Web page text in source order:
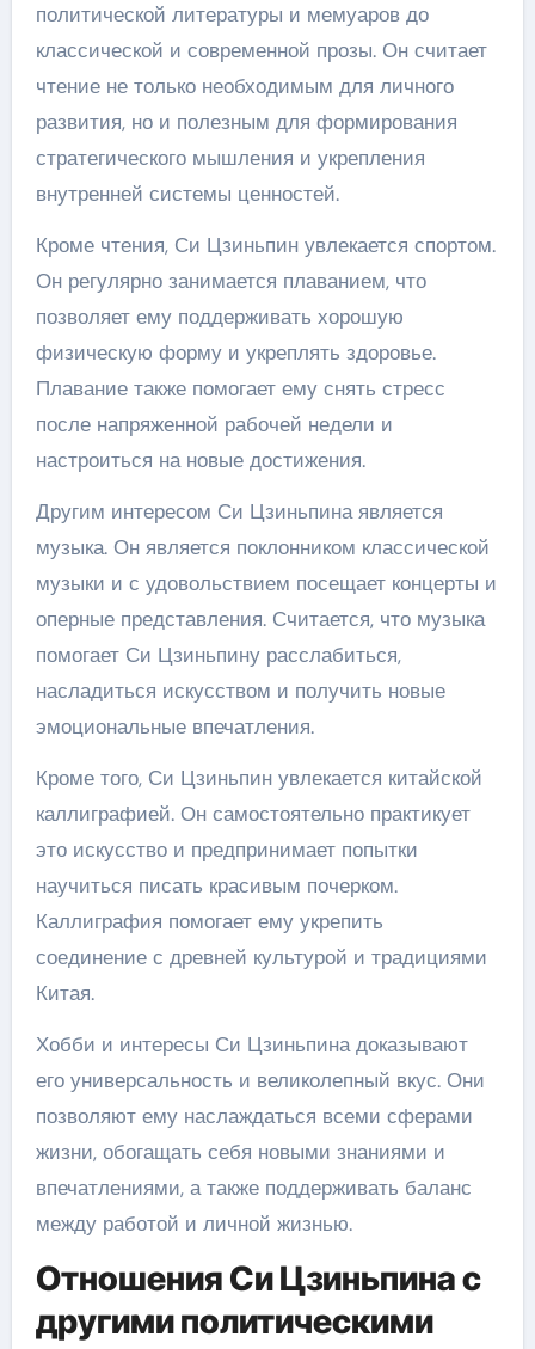
политической литературы и мемуаров до
классической и современной прозы. Он считает
чтение не только необходимым для личного
развития, но и полезным для формирования
стратегического мышления и укрепления
внутренней системы ценностей.
Кроме чтения, Си Цзиньпин увлекается спортом.
Он регулярно занимается плаванием, что
позволяет ему поддерживать хорошую
физическую форму и укреплять здоровье.
Плавание также помогает ему снять стресс
после напряженной рабочей недели и
настроиться на новые достижения.
Другим интересом Си Цзиньпина является
музыка. Он является поклонником классической
музыки и с удовольствием посещает концерты и
оперные представления. Считается, что музыка
помогает Си Цзиньпину расслабиться,
насладиться искусством и получить новые
эмоциональные впечатления.
Кроме того, Си Цзиньпин увлекается китайской
каллиграфией. Он самостоятельно практикует
это искусство и предпринимает попытки
научиться писать красивым почерком.
Каллиграфия помогает ему укрепить
соединение с древней культурой и традициями
Китая.
Хобби и интересы Си Цзиньпина доказывают
его универсальность и великолепный вкус. Они
позволяют ему наслаждаться всеми сферами
жизни, обогащать себя новыми знаниями и
впечатлениями, а также поддерживать баланс
между работой и личной жизнью.
Отношения Си Цзиньпина с
другими политическими